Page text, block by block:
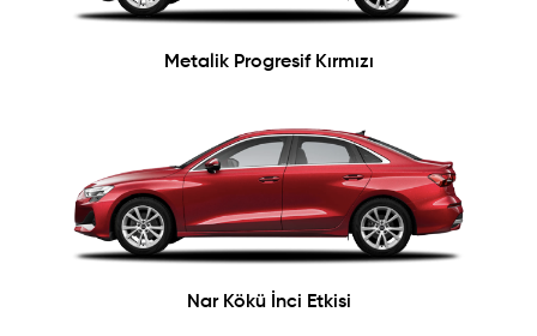
Metalik Progresif Kırmızı
Nar Kökü İnci Etkisi